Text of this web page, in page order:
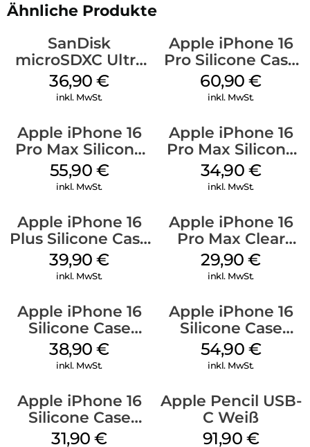
Ähnliche Produkte
SanDisk
microSDXC Ultra
128 GB + Adapter
Mobile
36,90€
inkl. MwSt.
Apple iPhone 16
Pro Silicone Case
MagSafe Stone
Gray
60,90€
inkl. MwSt.
Apple iPhone 16
Pro Max Silicone
Case MagSafe
Stone Gray
55,90 €
inkl. MwSt.
Apple iPhone 16
Pro Max Silicone
Case MagSafe
Denim
34,90 €
inkl. MwSt.
Apple iPhone 16
Plus Silicone Case
MagSafe Plum
39,90€
inkl. MwSt.
Apple iPhone 16
Pro Max Clear
Case MagSafe
Transparent
29,90€
inkl. MwSt.
Apple iPhone 16
Silicone Case
MagSafe
Ultramarine
38,90€
inkl. MwSt.
Apple iPhone 16
Silicone Case
MagSafe Lake
Green
54,90 €
inkl. MwSt.
Apple iPhone 16
Silicone Case
MagSafe Fuchsia
31,90€
Apple Pencil USB-
C Weiß
91,90 €